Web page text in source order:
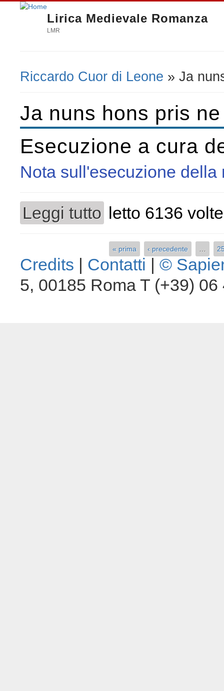
Lirica Medievale Romanza
LMR
Tu sei qui
Riccardo Cuor di Leone » Ja
Ja nuns hons pris
Esecuzione a cura
Nota sull'esecuzione della
Leggi tutto su Esecuzione a cura del Laboratorio
letto 6136 volte
Pagine
« prima ‹ precedente
Credits | Contatti | ©
5, 00185 Roma T (+39)